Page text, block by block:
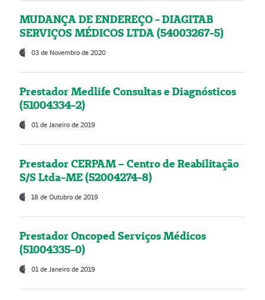
MUDANÇA DE ENDEREÇO - DIAGITAB
SERVIÇOS MÉDICOS LTDA (54003267-5)
03 de Novembro de 2020
Prestador Medlife Consultas e Diagnósticos
(51004334-2)
01 de Janeiro de 2019
Prestador CERPAM – Centro de Reabilitação
S/S Ltda-ME (52004274-8)
18 de Outubro de 2019
Prestador Oncoped Serviços Médicos
(51004335-0)
01 de Janeiro de 2019